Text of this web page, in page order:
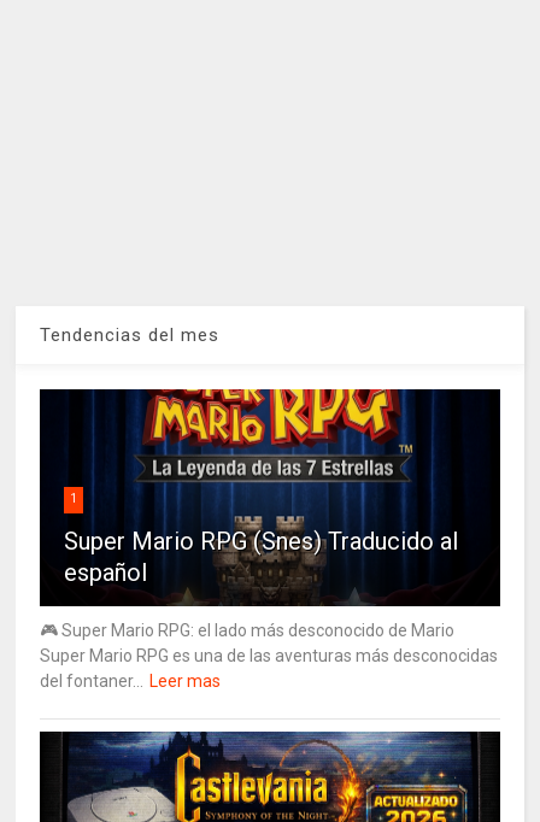
Tendencias del mes
1
Super Mario RPG (Snes) Traducido al
español
🎮 Super Mario RPG: el lado más desconocido de Mario
Super Mario RPG es una de las aventuras más desconocidas
del fontaner...
Leer mas